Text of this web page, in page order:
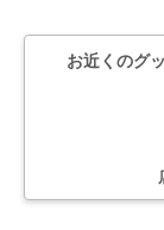
お近くのグ